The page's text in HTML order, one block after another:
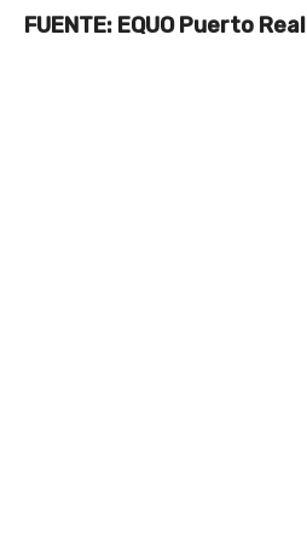
FUENTE: EQUO Puerto Real